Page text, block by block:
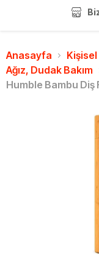
Anasayfa
Ağız, Dudak Bakım
Humble Bambu Diş